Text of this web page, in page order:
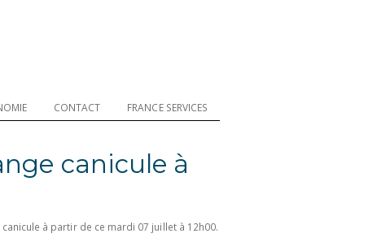
CONTACT FRANCE SERVICES
canicule à
à partir de ce mardi 07 juillet à 12h00.